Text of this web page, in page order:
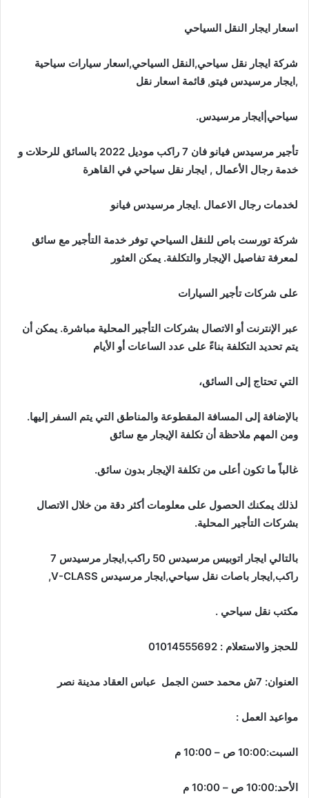
اسعار ايجار النقل السياحي
شركة ايجار نقل سياحي,النقل السياحي,اسعار سيارات سياحية
,ايجار مرسيدس فيتو, قائمة اسعار نقل
سياحي|ايجار مرسيدس.
تأجير مرسيدس فيانو فان 7 راكب موديل 2022 بالسائق للرحلات و
خدمة رجال الأعمال , ايجار نقل سياحي في القاهرة
لخدمات رجال الاعمال .ايجار مرسيدس فيانو
شركة تورست باص للنقل السياحي توفر خدمة التأجير مع سائق
لمعرفة تفاصيل الإيجار والتكلفة. يمكن العثور
على شركات تأجير السيارات
عبر الإنترنت أو الاتصال بشركات التأجير المحلية مباشرة. يمكن أن
يتم تحديد التكلفة بناءً على عدد الساعات أو الأيام
التي تحتاج إلى السائق،
بالإضافة إلى المسافة المقطوعة والمناطق التي يتم السفر إليها.
ومن المهم ملاحظة أن تكلفة الإيجار مع سائق
غالباً ما تكون أعلى من تكلفة الإيجار بدون سائق.
لذلك يمكنك الحصول على معلومات أكثر دقة من خلال الاتصال
بشركات التأجير المحلية.
بالتالي ايجار اتوبيس مرسيدس 50 راكب,ايجار مرسيدس 7
راكب,ايجار باصات نقل سياحي,ايجار مرسيدس
مكتب نقل سياحي .
للحجز والاستعلام : 01014555692
العنوان: 7ش محمد حسن الجمل عباس العقاد مدينة نصر
مواعيد العمل :
السبت:10:00 ص – 10:00 م
الأحد:10:00 ص – 10:00 م